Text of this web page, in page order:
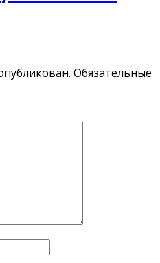
Обязательные